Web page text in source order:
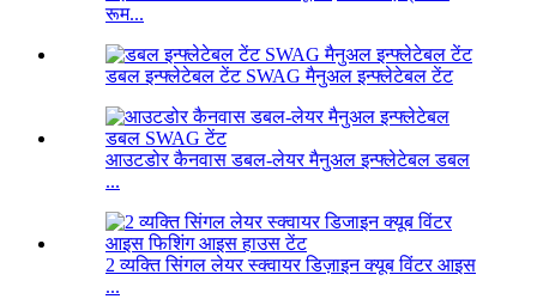
रूम...
डबल इन्फ्लेटेबल टेंट SWAG मैनुअल इन्फ्लेटेबल टेंट
आउटडोर कैनवास डबल-लेयर मैनुअल इन्फ्लेटेबल डबल
...
2 व्यक्ति सिंगल लेयर स्क्वायर डिज़ाइन क्यूब विंटर आइस
...